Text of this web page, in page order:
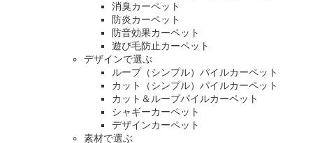
消臭カーペット
防炎カーペット
防音効果カーペット
遊び毛防止カーペット
デザインで選ぶ
ループ（シンプル）パイルカーペット
カット（シンプル）パイルカーペット
カット＆ループパイルカーペット
シャギーカーペット
デザインカーペット
素材で選ぶ